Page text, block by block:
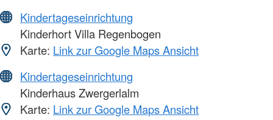
Kindertageseinrichtung
Kinderhort Villa Regenbogen
Karte: Link zur Google Maps Ansicht
Kindertageseinrichtung
Kinderhaus Zwergerlalm
Karte: Link zur Google Maps Ansicht